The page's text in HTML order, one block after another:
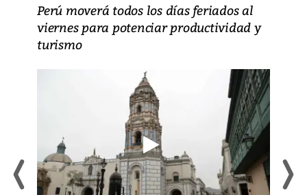
Perú moverá todos los días feriados al
viernes para potenciar productividad y
turismo